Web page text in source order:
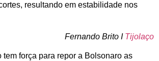
resultando em estabilidade nos
Fernando Brito I Tijolaço
tem força para repor a Bolsonaro as